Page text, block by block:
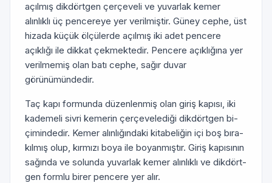
açılmış dikdörtgen çerçeveli ve yuvarlak kemer
alınlıklı üç pen­cereye yer verilmiştir. Güney cephe, üst
hizada küçük ölçülerde açılmış iki adet pencere
açıklığı ile dikkat çek­mektedir. Pencere açıklığına yer
verilmemiş olan batı cephe, sağır duvar
görünümündedir.
Taç kapı formunda düzenlenmiş olan giriş kapısı, iki
kademeli sivri kemerin çerçevelediği dikdörtgen bi­
çimindedir. Kemer alınlığındaki kitabeliğin içi boş bıra­
kılmış olup, kırmızı boya ile boyanmıştır. Giriş kapısının
sağında ve solunda yuvarlak kemer alınlıklı ve dikdört­
gen formlu birer pencere yer alır.